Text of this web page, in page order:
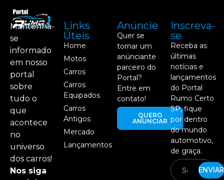
Mantenha-
se
informado
em nosso
portal
sobre
tudo o
que
acontece
no
universo
dos carros!
Nos siga
Links
Úteis
Home
Motos
Carros
Carros
Equipados
Carros
Antigos
Mercado
Lançamentos
Anúncie
Quer se
tornar um
anúnciante
parceiro do
Portal?
Entre em
contato!
QUERO
ANUNCIAR
Inscreva-
se
Receba as
últimas
notícias e
lançamentos
do Portal
Rumo Certo
SP, fique
por dentro
do mundo
automotivo,
de graça.
ENVIAR